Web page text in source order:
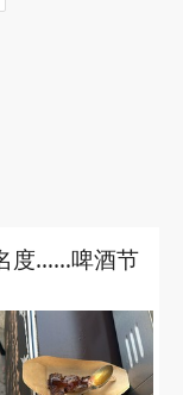
度……啤酒节